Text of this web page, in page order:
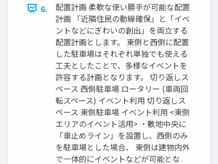
6.
配置計画 柔軟な使い勝手が可能な配置
計画 「近隣住民の動線確保」と「イベ
ントなどにぎわいの創出」を両立する
配置計画とします。 東側と西側に配置
した駐車場はそれぞれ単独でも使える
工夫としたことで、多様なイベントを
許容する計画となります。 切り返しス
ペース 西側駐車場 ロータリー (車両回
転スペース) イベント利用 切り返しス
ペース 東側駐車場 イベント利用 <東側
エリアのイベント活用> ・敷地中央に
「車止めライン」を設置し、西側のみ
を駐車場とした場合、 東側は建物内外
で一体的にイベントなどが可能とな